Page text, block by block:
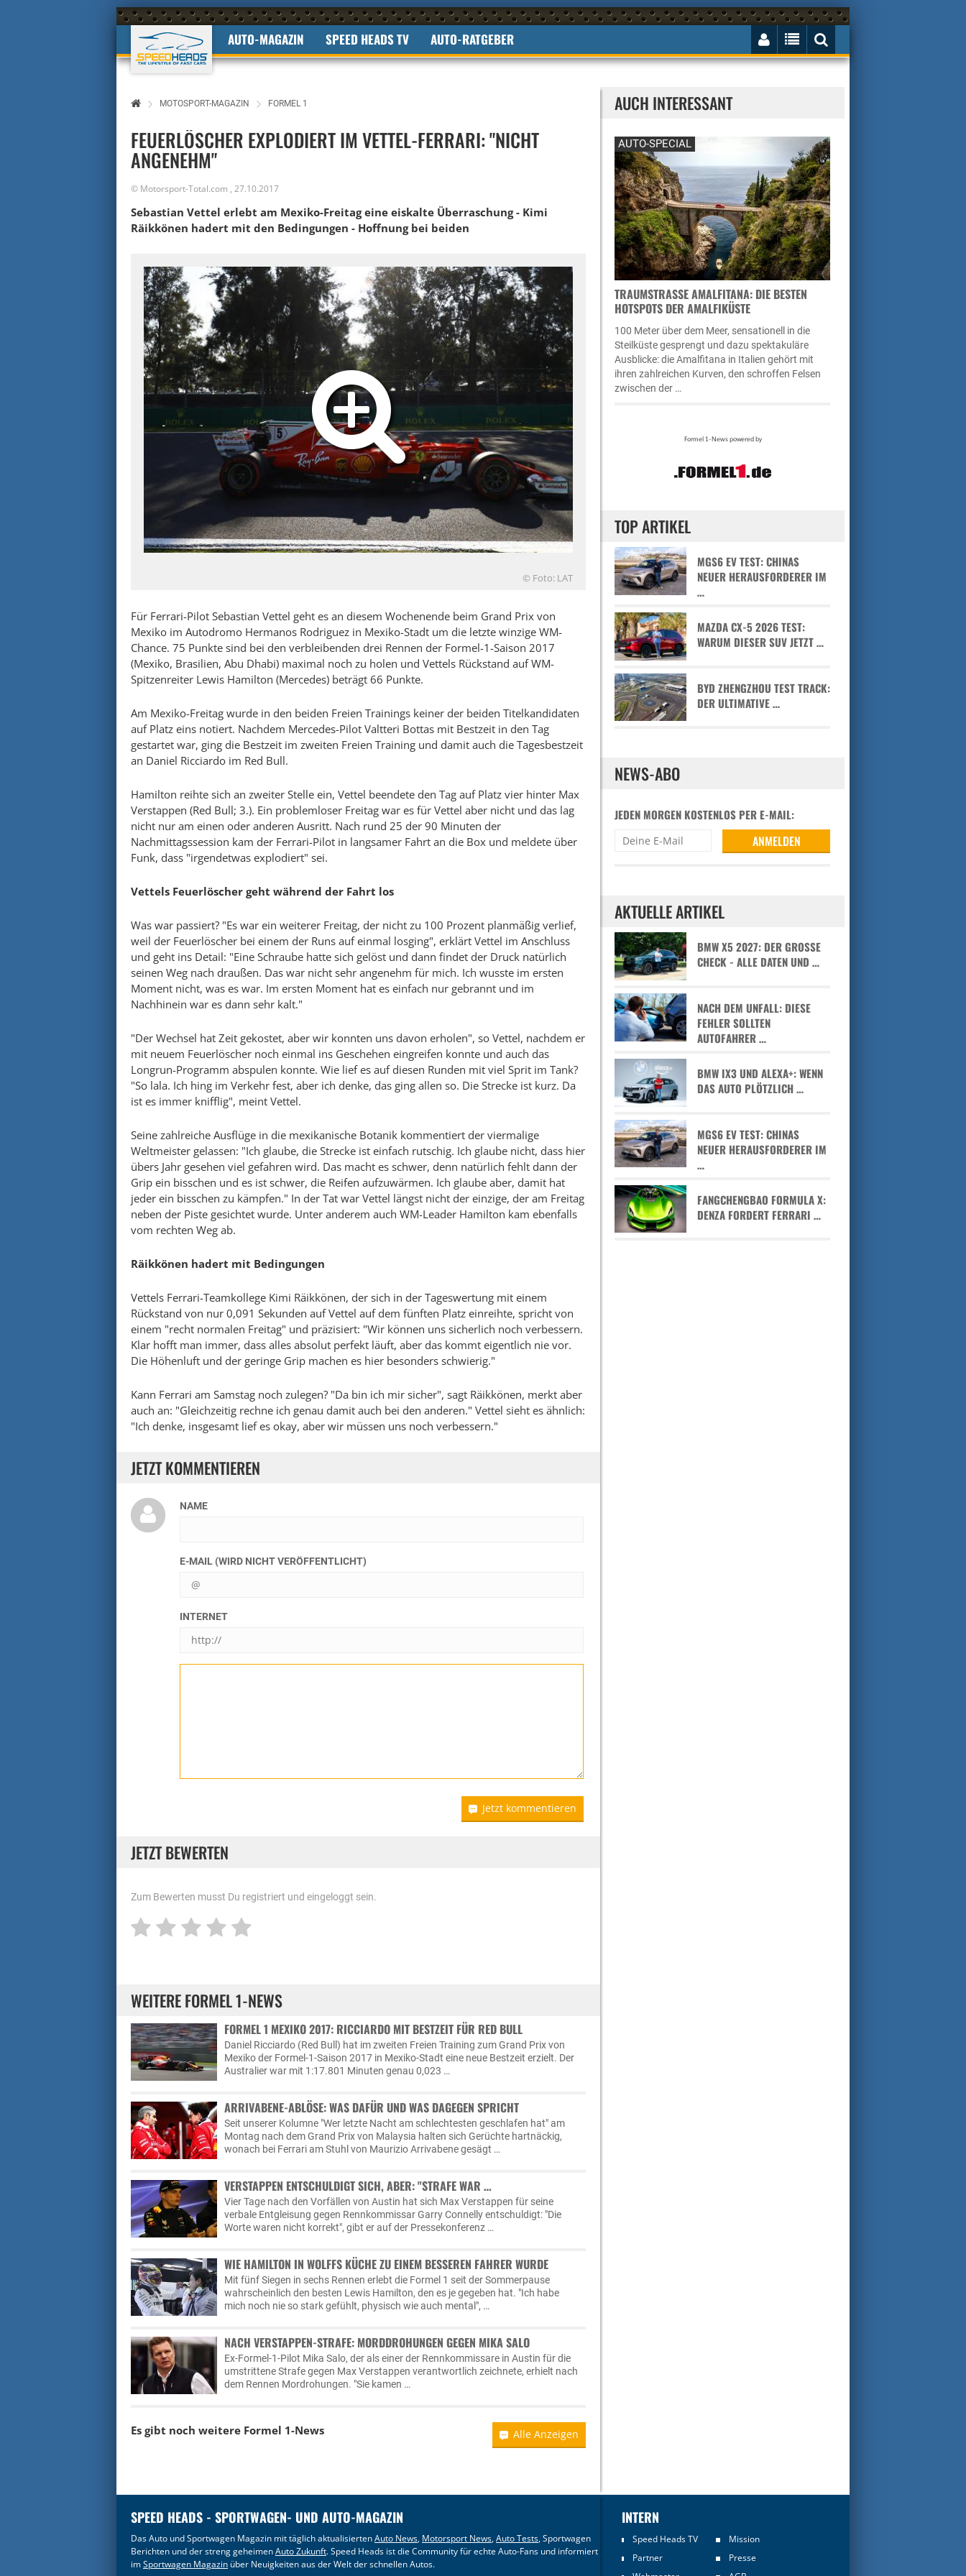
AUTO-MAGAZIN SPEED HEADS TV AUTO-RATGEBER
MOTOSPORT-MAGAZIN FORMEL 1
FEUERLÖSCHER EXPLODIERT IM VETTEL-FERRARI: "NICHT
ANGENEHM"
© Motorsport-Total.com , 27.10.2017
Sebastian Vettel erlebt am Mexiko-Freitag eine eiskalte Überraschung - Kimi
Räikkönen hadert mit den Bedingungen - Hoffnung bei beiden
© Foto: LAT
Für Ferrari-Pilot Sebastian Vettel geht es an diesem Wochenende beim Grand Prix von
Mexiko im Autodromo Hermanos Rodriguez in Mexiko-Stadt um die letzte winzige WM-
Chance. 75 Punkte sind bei den verbleibenden drei Rennen der Formel-1-Saison 2017
(Mexiko, Brasilien, Abu Dhabi) maximal noch zu holen und Vettels Rückstand auf WM-
Spitzenreiter Lewis Hamilton (Mercedes) beträgt 66 Punkte.
Am Mexiko-Freitag wurde in den beiden Freien Trainings keiner der beiden Titelkandidaten
auf Platz eins notiert. Nachdem Mercedes-Pilot Valtteri Bottas mit Bestzeit in den Tag
gestartet war, ging die Bestzeit im zweiten Freien Training und damit auch die Tagesbestzeit
an Daniel Ricciardo im Red Bull.
Hamilton reihte sich an zweiter Stelle ein, Vettel beendete den Tag auf Platz vier hinter Max
Verstappen (Red Bull; 3.). Ein problemloser Freitag war es für Vettel aber nicht und das lag
nicht nur am einen oder anderen Ausritt. Nach rund 25 der 90 Minuten der
Nachmittagssession kam der Ferrari-Pilot in langsamer Fahrt an die Box und meldete über
Funk, dass "irgendetwas explodiert" sei.
Vettels Feuerlöscher geht während der Fahrt los
Was war passiert? "Es war ein weiterer Freitag, der nicht zu 100 Prozent planmäßig verlief,
weil der Feuerlöscher bei einem der Runs auf einmal losging", erklärt Vettel im Anschluss
und geht ins Detail: "Eine Schraube hatte sich gelöst und dann findet der Druck natürlich
seinen Weg nach draußen. Das war nicht sehr angenehm für mich. Ich wusste im ersten
Moment nicht, was es war. Im ersten Moment hat es einfach nur gebrannt und im
Nachhinein war es dann sehr kalt."
"Der Wechsel hat Zeit gekostet, aber wir konnten uns davon erholen", so Vettel, nachdem er
mit neuem Feuerlöscher noch einmal ins Geschehen eingreifen konnte und auch das
Longrun-Programm abspulen konnte. Wie lief es auf diesen Runden mit viel Sprit im Tank?
"So lala. Ich hing im Verkehr fest, aber ich denke, das ging allen so. Die Strecke ist kurz. Da
ist es immer knifflig", meint Vettel.
Seine zahlreiche Ausflüge in die mexikanische Botanik kommentiert der viermalige
Weltmeister gelassen: "Ich glaube, die Strecke ist einfach rutschig. Ich glaube nicht, dass hier
übers Jahr gesehen viel gefahren wird. Das macht es schwer, denn natürlich fehlt dann der
Grip ein bisschen und es ist schwer, die Reifen aufzuwärmen. Ich glaube aber, damit hat
jeder ein bisschen zu kämpfen." In der Tat war Vettel längst nicht der einzige, der am Freitag
neben der Piste gesichtet wurde. Unter anderem auch WM-Leader Hamilton kam ebenfalls
vom rechten Weg ab.
Räikkönen hadert mit Bedingungen
Vettels Ferrari-Teamkollege Kimi Räikkönen, der sich in der Tageswertung mit einem
Rückstand von nur 0,091 Sekunden auf Vettel auf dem fünften Platz einreihte, spricht von
einem "recht normalen Freitag" und präzisiert: "Wir können uns sicherlich noch verbessern.
Klar hofft man immer, dass alles absolut perfekt läuft, aber das kommt eigentlich nie vor.
Die Höhenluft und der geringe Grip machen es hier besonders schwierig."
Kann Ferrari am Samstag noch zulegen? "Da bin ich mir sicher", sagt Räikkönen, merkt aber
auch an: "Gleichzeitig rechne ich genau damit auch bei den anderen." Vettel sieht es ähnlich:
"Ich denke, insgesamt lief es okay, aber wir müssen uns noch verbessern."
JETZT KOMMENTIEREN
NAME
E-MAIL (WIRD NICHT VERÖFFENTLICHT)
INTERNET
Jetzt kommentieren
JETZT BEWERTEN
Zum Bewerten musst Du registriert und eingeloggt sein.
WEITERE FORMEL 1-NEWS
FORMEL 1 MEXIKO 2017: RICCIARDO MIT BESTZEIT FÜR RED BULL
Daniel Ricciardo (Red Bull) hat im zweiten Freien Training zum Grand Prix von
Mexiko der Formel-1-Saison 2017 in Mexiko-Stadt eine neue Bestzeit erzielt. Der
Australier war mit 1:17.801 Minuten genau 0,023 …
ARRIVABENE-ABLÖSE: WAS DAFÜR UND WAS DAGEGEN SPRICHT
Seit unserer Kolumne "Wer letzte Nacht am schlechtesten geschlafen hat" am
Montag nach dem Grand Prix von Malaysia halten sich Gerüchte hartnäckig,
wonach bei Ferrari am Stuhl von Maurizio Arrivabene gesägt …
VERSTAPPEN ENTSCHULDIGT SICH, ABER: "STRAFE WAR …
Vier Tage nach den Vorfällen von Austin hat sich Max Verstappen für seine
verbale Entgleisung gegen Rennkommissar Garry Connelly entschuldigt: "Die
Worte waren nicht korrekt", gibt er auf der Pressekonferenz …
WIE HAMILTON IN WOLFFS KÜCHE ZU EINEM BESSEREN FAHRER WURDE
Mit fünf Siegen in sechs Rennen erlebt die Formel 1 seit der Sommerpause
wahrscheinlich den besten Lewis Hamilton, den es je gegeben hat. "Ich habe
mich noch nie so stark gefühlt, physisch wie auch mental", …
NACH VERSTAPPEN-STRAFE: MORDDROHUNGEN GEGEN MIKA SALO
Ex-Formel-1-Pilot Mika Salo, der als einer der Rennkommissare in Austin für die
umstrittene Strafe gegen Max Verstappen verantwortlich zeichnete, erhielt nach
dem Rennen Mordrohungen. "Sie kamen …
Es gibt noch weitere Formel 1-News Alle Anzeigen
AUCH INTERESSANT
AUTO-SPECIAL
TRAUMSTRASSE AMALFITANA: DIE BESTEN H
OTSPOTS DER AMALFIKÜSTE
100 Meter über dem Meer, sensationell in die
Steilküste gesprengt und dazu spektakuläre
Ausblicke: die Amalfitana in Italien gehört mit
ihren zahlreichen Kurven, den schroffen Felsen
zwischen der …
TOP ARTIKEL
MGS6 EV TEST: CHINAS
NEUER HERAUSFORDERER IM
…
MAZDA CX-5 2026 TEST:
WARUM DIESER SUV JETZT …
BYD ZHENGZHOU TEST TRACK:
DER ULTIMATIVE …
NEWS-ABO
JEDEN MORGEN KOSTENLOS PER E-MAIL:
AKTUELLE ARTIKEL
BMW X5 2027: DER GROSSE C
HECK - ALLE DATEN UND …
NACH DEM UNFALL: DIESE
FEHLER SOLLTEN
AUTOFAHRER …
BMW IX3 UND ALEXA+: WENN
DAS AUTO PLÖTZLICH …
MGS6 EV TEST: CHINAS
NEUER HERAUSFORDERER IM
…
FANGCHENGBAO FORMULA X:
DENZA FORDERT FERRARI …
SPEED HEADS - SPORTWAGEN- UND AUTO-MAGAZIN
Das Auto und Sportwagen Magazin mit täglich aktualisiertenAuto News, Motorsport News,Auto Tests, Sportwagen
Berichten und der streng geheimenAuto Zukunft. Speed Heads ist die Community für echte Auto-Fans und informiert
imSportwagen Magazin über Neuigkeiten aus der Welt der schnellen Autos.
INTERN
Speed Heads TV
Mission
Partner
Presse